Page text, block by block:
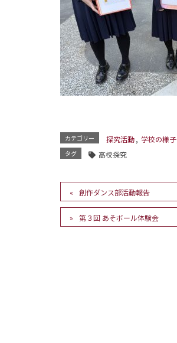
カテゴリー 探究活動, 学校の様子
タグ 高校探究
創作ダンス部活動報告
第３回 あそボール体験会